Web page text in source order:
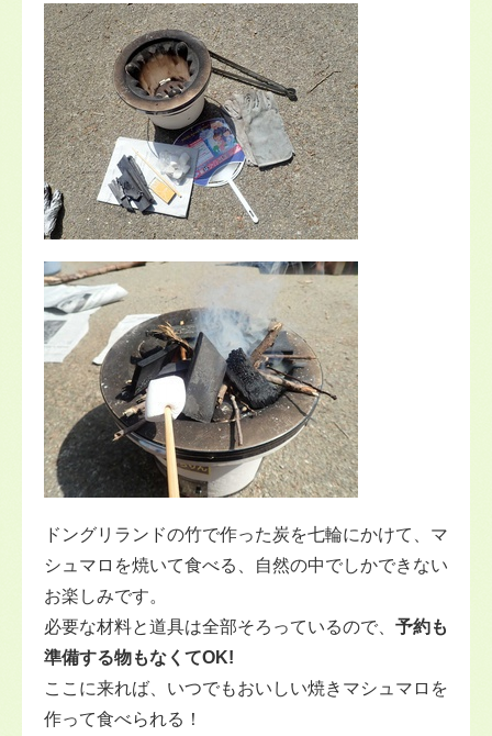
ドングリランドの竹で作った炭を七輪にかけて、マ
シュマロを焼いて食べる、自然の中でしかできない
お楽しみです。
必要な材料と道具は全部そろっているので、 予約も
準備する物もなくてOK!
ここに来れば、いつでもおいしい焼きマシュマロを
作って食べられる！